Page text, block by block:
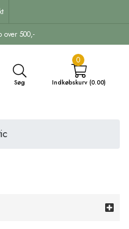
over 500,-
Søg
0
Indkøbskurv (0.00)